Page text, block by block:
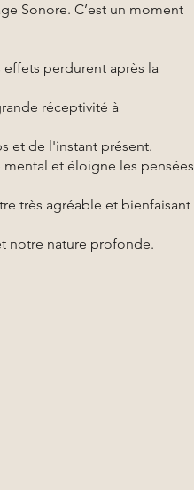
Sonore. C’est un moment
perdurent après la
réceptivité à
et de l'instant présent.
mental et éloigne les pensées
très agréable et bienfaisant
notre nature profonde.